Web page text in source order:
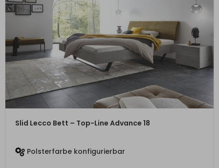
ZUM PRODUKT
Slid Lecco Bett – Top-Line Advance 18
Polsterfarbe konfigurierbar